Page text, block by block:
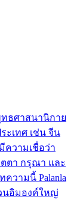
ธศาสนานิกาย
ะเทศ เช่น จีน
ความเชื่อว่า
ตา กรุณา และ
วามนี้ Palanla
นอิมองค์ใหญ่